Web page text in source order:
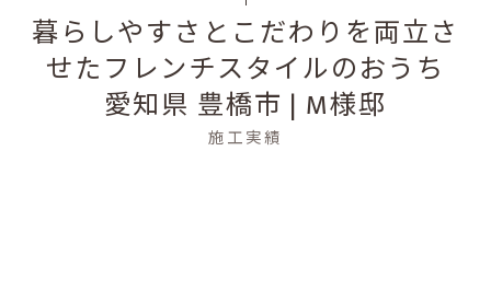
施工実績
暮らしやすさとこだわりを両立さ
せたフレンチスタイルのおうち
愛知県 豊橋市 | M様邸